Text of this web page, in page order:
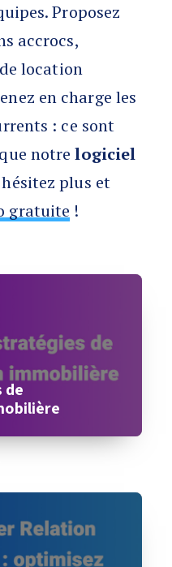
Proposez
accrocs,
location
en charge les
: ce sont
notrelogiciel
plus et
gratuite !
de